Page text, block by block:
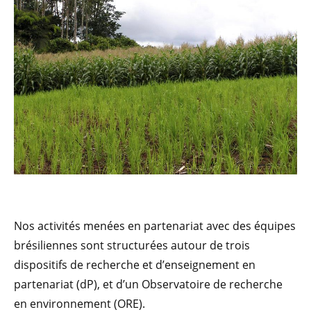
Nos activités menées en partenariat avec des équipes
brésiliennes sont structurées autour de trois
dispositifs de recherche et d’enseignement en
partenariat (dP), et d’un Observatoire de recherche
en environnement (ORE).